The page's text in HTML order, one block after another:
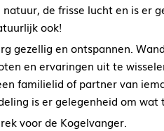
de frisse lucht en is er
ook!
gezellig en ontspannen.
en ervaringen uit te
familielid of partner van
is er gelegenheid om
voor de Kogelvanger.